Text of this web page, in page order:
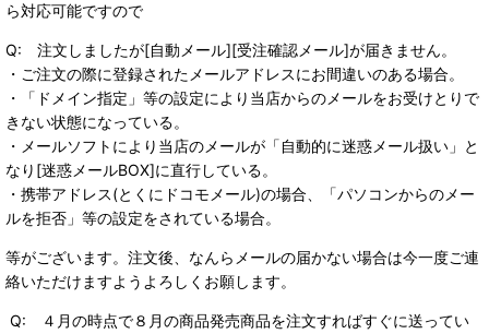
ら対応可能ですので
Q: 注文しましたが[自動メール][受注確認メール]が届きません。
・ご注文の際に登録されたメールアドレスにお間違いのある場合。
・「ドメイン指定」等の設定により当店からのメールをお受けとりで
きない状態になっている。
・メールソフトにより当店のメールが「自動的に迷惑メール扱い」と
なり[迷惑メールBOX]に直行している。
・携帯アドレス(とくにドコモメール)の場合、「パソコンからのメー
ルを拒否」等の設定をされている場合。
等がございます。注文後、なんらメールの届かない場合は今一度ご連
絡いただけますようよろしくお願します。
Q: ４月の時点で８月の商品発売商品を注文すればすぐに送ってい